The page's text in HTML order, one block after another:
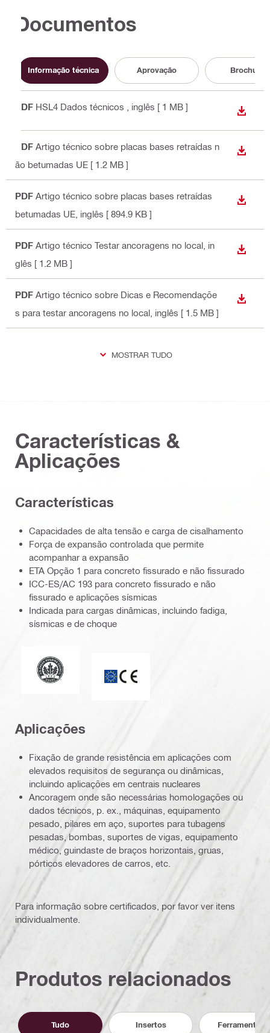
Documentos
Informação técnica Aprovação Brochura
PDF HSL4 Dados técnicos , inglês [ 1 MB ]
PDF Artigo técnico sobre placas bases retraídas n
ão betumadas UE [ 1.2 MB ]
PDF Artigo técnico sobre placas bases retraídas
betumadas UE , inglês [ 894.9 KB ]
PDF Artigo técnico Testar ancoragens no local , in
glês [ 1.2 MB ]
PDF Artigo técnico sobre Dicas e Recomendaçõe
s para testar ancoragens no local , inglês [ 1.5 MB ]
MOSTRAR TUDO
Características &
Aplicações
Características
Capacidades de alta tensão e carga de cisalhamento
Força de expansão controlada que permite
acompanhar a expansão
ETA Opção 1 para concreto fissurado e não fissurado
ICC-ES/AC 193 para concreto fissurado e não
fissurado e aplicações sísmicas
Indicada para cargas dinâmicas, incluindo fadiga,
sísmicas e de choque
Liderança no design ambiental e energético
Aplicações
Fixação de grande resistência em aplicações com
elevados requisitos de segurança ou dinâmicas,
incluindo aplicações em centrais nucleares
Ancoragem onde são necessárias homologações ou
dados técnicos, p. ex., máquinas, equipamento
pesado, pilares em aço, suportes para tubagens
pesadas, bombas, suportes de vigas, equipamento
médico, guindaste de braços horizontais, gruas,
pórticos elevadores de carros, etc.
Para informação sobre certificados, por favor ver itens
individualmente.
Produtos relacionados
Tudo Insertos Ferramentas